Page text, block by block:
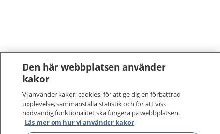
1177–tryggt om din hälsa och vård
På 1177.se får du råd om hälsa och information om
Den här webbplatsen använder
kakor
Vi använder kakor, cookies, för att ge dig en förbättrad
upplevelse, sammanställa statistik och för att viss
nödvändig funktionalitet ska fungera på webbplatsen.
Läs mer om hur vi använder kakor